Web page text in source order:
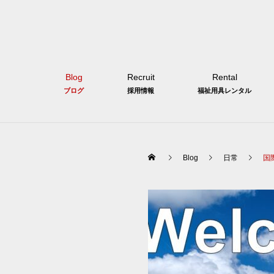
Blog
ブログ
Recruit
採用情報
Rental
福祉用具レンタル
Blog 日常 国